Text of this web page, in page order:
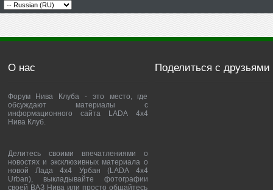
О нас
Форум Нива Клуба - это место, где
обсуждают материалы с
информационного сайта LADA 4x4
Нива Клуб.
Делитесь своими впечатлениями о
новостях и эксклюзивных материала о
новой Лада 4х4 Урбан (LADA 4x4
Urban), выкладывайте фотографии
своей ВАЗ Нива или просто общайтесь
Поделиться с друзьями